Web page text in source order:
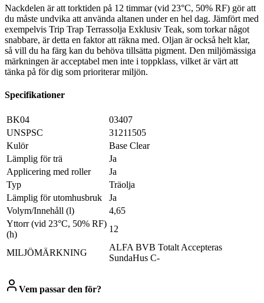
Nackdelen är att torktiden på 12 timmar (vid 23°C, 50% RF) gör att
du måste undvika att använda altanen under en hel dag. Jämfört med
exempelvis Trip Trap Terrassolja Exklusiv Teak, som torkar något
snabbare, är detta en faktor att räkna med. Oljan är också helt klar,
så vill du ha färg kan du behöva tillsätta pigment. Den miljömässiga
märkningen är acceptabel men inte i toppklass, vilket är värt att
tänka på för dig som prioriterar miljön.
Specifikationer
BK04
03407
UNSPSC
31211505
Kulör
Base Clear
Lämplig för trä
Ja
Applicering med roller
Ja
Typ
Träolja
Lämplig för utomhusbruk
Ja
Volym/Innehåll (l)
4,65
Yttorr (vid 23°C, 50% RF)
(h)
12
MILJÖMÄRKNING
ALFA BVB Totalt Accepteras
SundaHus C-
Vem passar den för?